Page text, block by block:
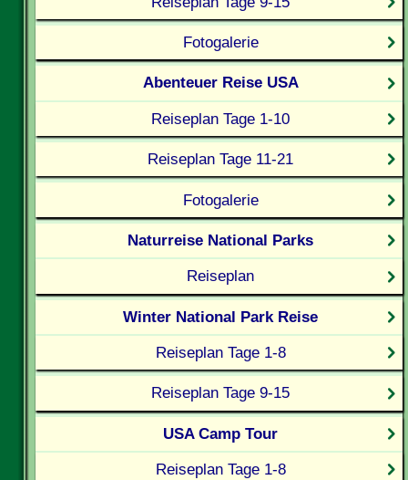
Fotogalerie
Abenteuer Reise USA
Reiseplan Tage 1-10
Reiseplan Tage 11-21
Fotogalerie
Naturreise National Parks
Reiseplan
Winter National Park Reise
Reiseplan Tage 1-8
Reiseplan Tage 9-15
USA Camp Tour
Reiseplan Tage 1-8